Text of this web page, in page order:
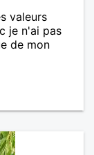
valeurs
je n'ai pas
de mon